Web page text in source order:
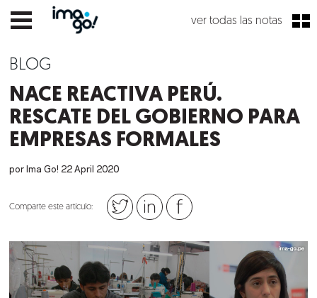
ver todas las notas
BLOG
NACE REACTIVA PERÚ.
RESCATE DEL GOBIERNO PARA
EMPRESAS FORMALES
por Ima Go! 22 April 2020
Comparte este artículo: